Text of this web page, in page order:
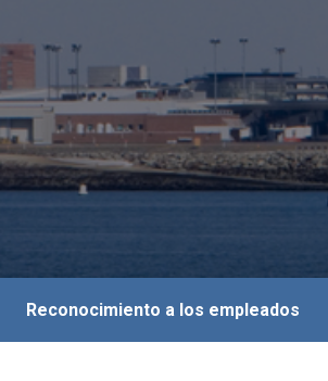
Reconocimiento a los empleados